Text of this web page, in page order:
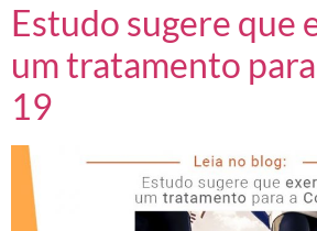
Estudo sugere que
um tratamento
19